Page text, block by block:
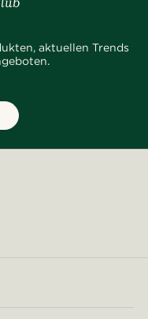
aktuellen Trends